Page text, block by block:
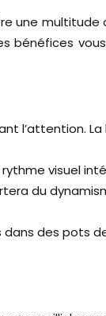
une multitude
bénéfices
l’attention.
visuel
du
des pots